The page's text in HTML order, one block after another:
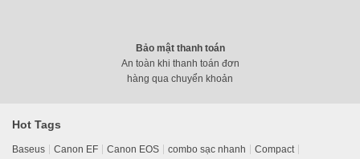
Bảo mật thanh toán
An toàn khi thanh toán đơn
hàng qua chuyển khoản
Hot Tags
Baseus Canon EF Canon EOS combo sạc nhanh
Compact